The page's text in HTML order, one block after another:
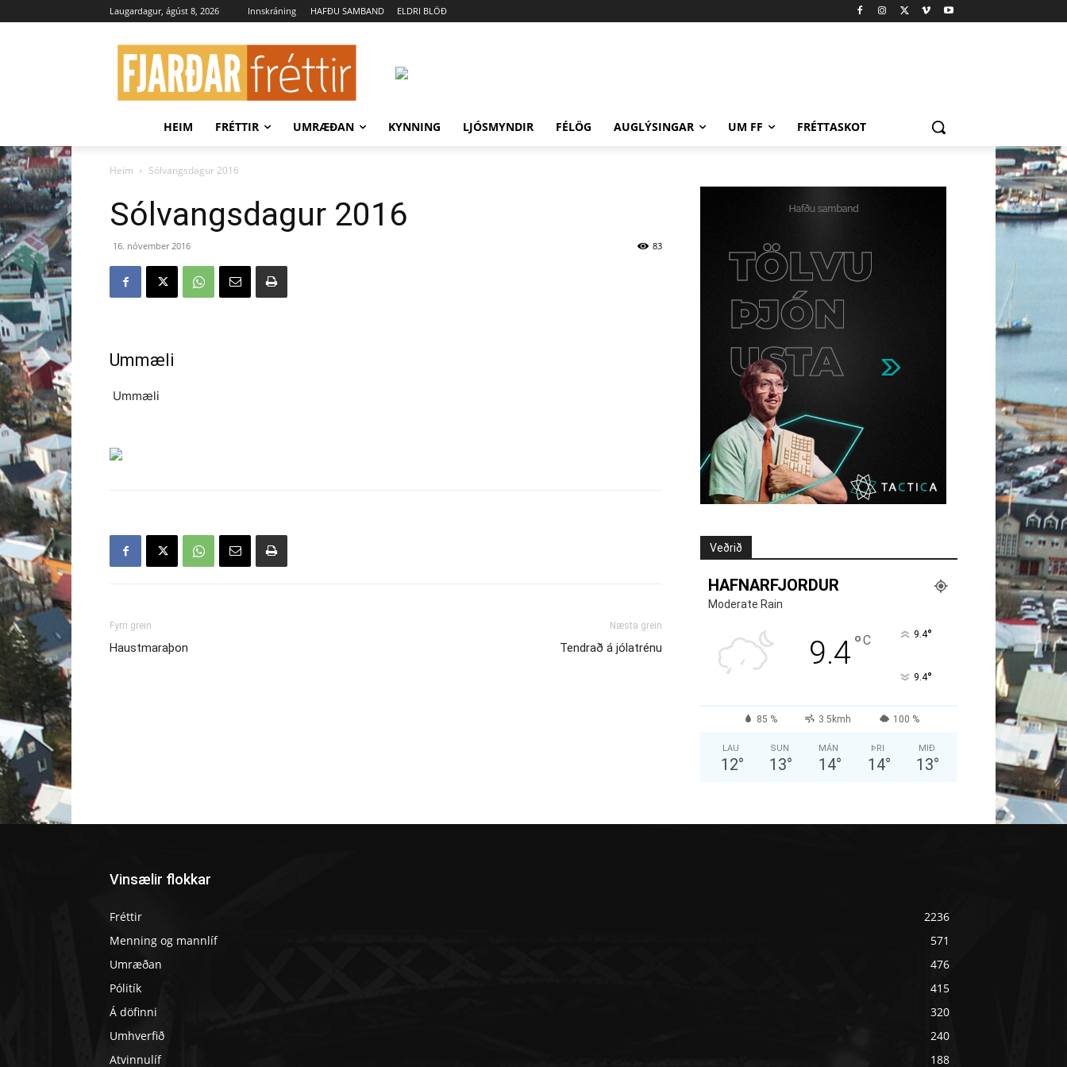
Laugardagur, ágúst 8, 2026 Innskráning HAFÐU SAMBAND ELDRI BLÖÐ
HEIM FRÉTTIR UMRÆÐAN KYNNING LJÓSMYNDIR FÉLÖG AUGLÝSINGAR UM FF FRÉTTASKOT
Heim Sólvangsdagur 2016
Sólvangsdagur 2016
16. nóvember 2016 83
Ummæli
Ummæli
Fyrri grein
Haustmaraþon
Næsta grein
Tendrað á jólatrénu
Veðrið
HAFNARFJORDUR
Moderate Rain
9.4°C 9.4°
9.4°
85 % 3.5kmh 100 %
LAU
12°
SUN
13°
MÁN
14°
ÞRI
14°
MIÐ
13°
Vinsælir flokkar
Fréttir
2236
Menning og mannlíf
571
Umræðan
476
Pólitík
415
Á döfinni
320
Umhverfið
240
Atvinnulíf
188